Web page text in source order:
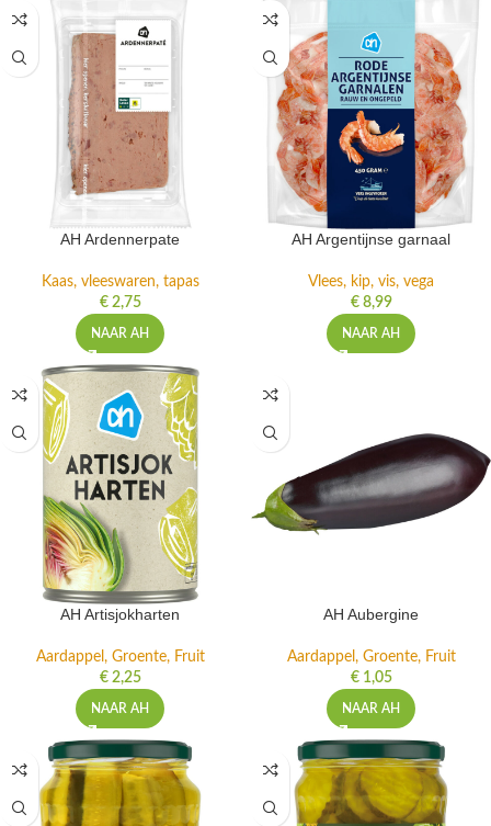
AH Ardennerpate
Kaas, vleeswaren, tapas
€2,75
NAAR AH
AH Argentijnse garnaal
Vlees, kip, vis, vega
€8,99
NAAR AH
AH Artisjokharten
Aardappel, Groente, Fruit
€2,25
NAAR AH
AH Aubergine
Aardappel, Groente, Fruit
€1,05
NAAR AH